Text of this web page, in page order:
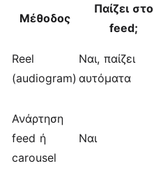
Μέθοδος
Παίζει στο
feed;
Reel
(audiogram)
Ναι, παίζει
αυτόματα
Ανάρτηση
feed ή
carousel
Ναι